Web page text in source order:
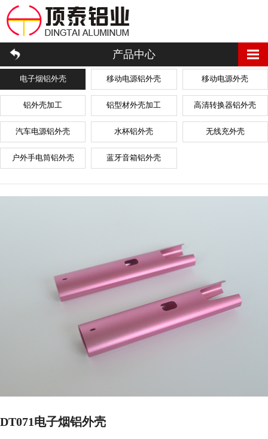
产品中心
电子烟铝外壳 移动电源铝外壳 移动电源外壳
铝外壳加工 铝型材外壳加工 高清转换器铝外壳
汽车电源铝外壳 水杯铝外壳 无线充外壳
户外手电筒铝外壳 蓝牙音箱铝外壳
DT071电子烟铝外壳